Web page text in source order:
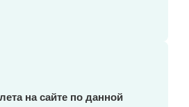
на сайте по данной